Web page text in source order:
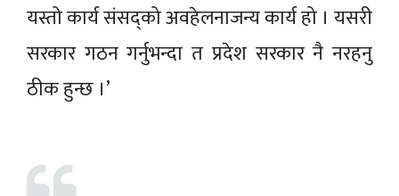
यस्तो कार्य संसद्को अवहेलनाजन्य कार्य हो । यसरी
सरकार गठन गर्नुभन्दा त प्रदेश सरकार नै नरहनु
ठीक हुन्छ ।’